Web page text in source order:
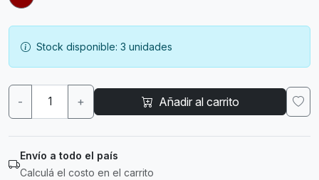
Stock disponible: 3 unidades
- + Añadir al carrito
Envío a todo el país
Calculá el costo en el carrito